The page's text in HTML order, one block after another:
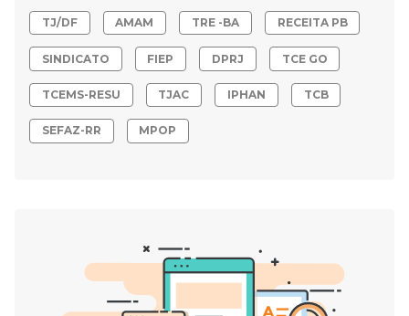
TJ/DF AMAM TRE -BA RECEITA PB
SINDICATO FIEP DPRJ TCE GO
TCEMS-RESU TJAC IPHAN TCB
SEFAZ-RR MPOP